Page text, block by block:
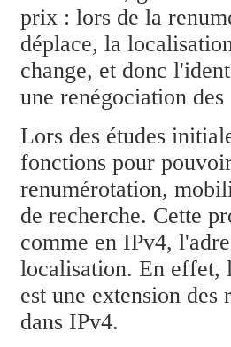
prix : lors de la
déplace, la
change, et donc
une renégociation
Lors des études
fonctions pour
renumérotation,
de recherche. Cette
comme en IPv4,
localisation. En effet,
est une extension
dans IPv4.